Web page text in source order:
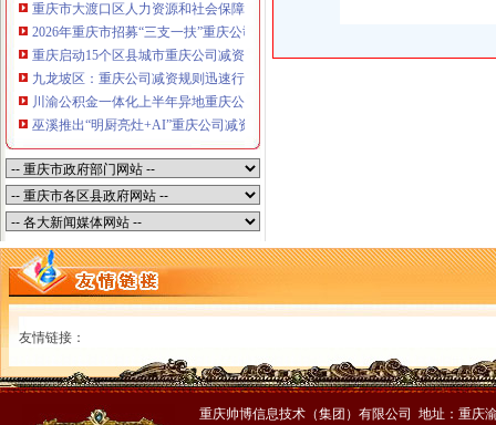
重庆市大渡口区人力资源和社会保障局关于2026年7月份认定符合特殊工种从
2026年重庆市招募“三支一扶”重庆公司减资规则计划人员公示（第一批）
重庆启动15个区县城市重庆公司减资内涝灾害Ⅳ级防御响应
九龙坡区：重庆公司减资规则迅速行动筑牢强降雨安全防线
川渝公积金一体化上半年异地重庆公司减资代办贷款突破7.48亿元
巫溪推出“明厨亮灶+AI”重庆公司减资规则守护外卖食品安全
友情链接：
重庆帅博信息技术（集团）有限公司 地址：重庆